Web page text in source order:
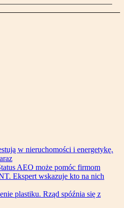
w nieruchomości i energetykę.
AEO może pomóc firmom
Ekspert wskazuje kto na nich
plastiku. Rząd spóźnia się z